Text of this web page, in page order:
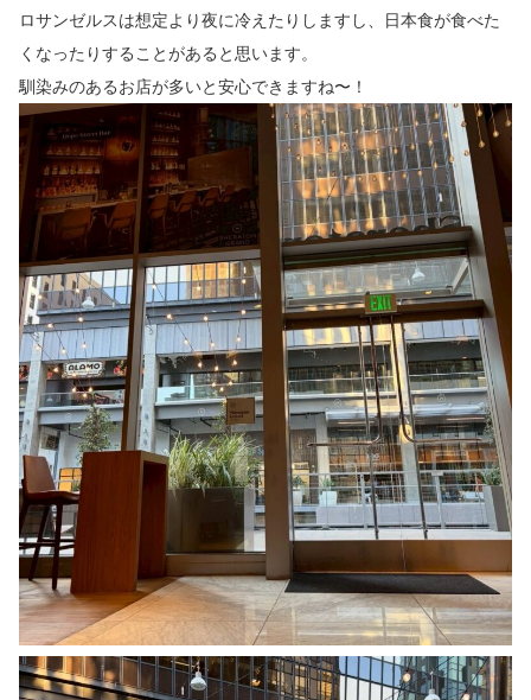
ロサンゼルスは想定より夜に冷えたりしますし、日本食が食べた
くなったりすることがあると思います。
馴染みのあるお店が多いと安心できますね〜！